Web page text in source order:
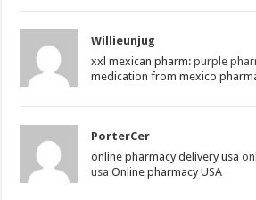
Willieunjug
xxl mexican pharm:purple
medication from mexico
PorterCer
online pharmacy delivery usa
usa Online pharmacy USA